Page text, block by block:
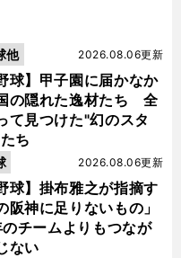
球】甲子園に届かなか
の隠れた逸材たち 全
て見つけた"幻のスタ
ち
2026.08.06更新
他
球】掛布雅之が指摘す
阪神に足りないもの」
チームよりもつなが
ない
2026.08.06更新